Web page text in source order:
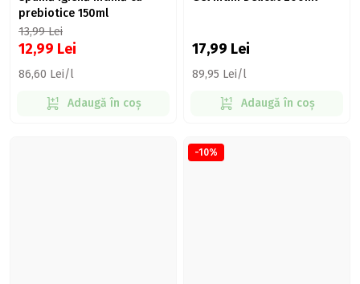
prebiotice 150ml
13,99Lei
12,99 Lei
86,60 Lei/l
Adaugă în coș
17,99 Lei
89,95 Lei/l
Adaugă în coș
-10%